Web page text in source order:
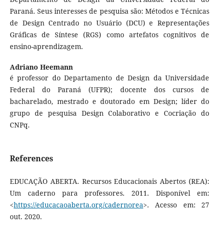
Paraná. Seus interesses de pesquisa são: Métodos e Técnicas
de Design Centrado no Usuário (DCU) e Representações
Gráficas de Síntese (RGS) como artefatos cognitivos de
ensino-aprendizagem.
Adriano Heemann
é professor do Departamento de Design da Universidade
Federal do Paraná (UFPR); docente dos cursos de
bacharelado, mestrado e doutorado em Design; líder do
grupo de pesquisa Design Colaborativo e Cocriação do
CNPq.
References
EDUCAÇÃO ABERTA. Recursos Educacionais Abertos (REA):
Um caderno para professores. 2011. Disponível em:
<https://educacaoaberta.org/cadernorea>. Acesso em: 27
out. 2020.